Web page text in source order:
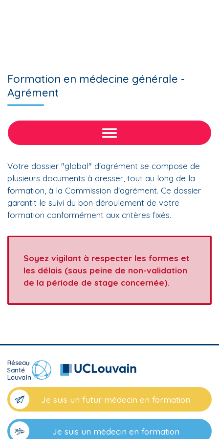
Formation en médecine générale -
Agrément
Votre dossier "global" d'agrément se compose de
plusieurs documents à dresser, tout au long de la
formation, à la Commission d'agrément. Ce dossier
garantit le suivi du bon déroulement de votre
formation conformément aux critères fixés.
Soyez vigilant à respecter les formes et
les délais (sous peine de non-validation
de la période de stage concernée).
Je suis un futur médecin en formation
Je suis un médecin en formation